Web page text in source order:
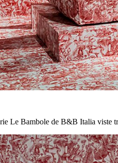
Le Bambole de B&B Italia viste